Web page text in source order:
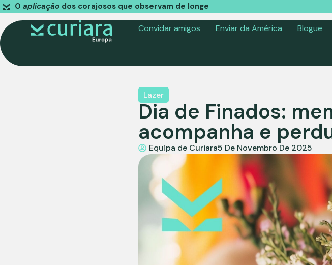
O aplicaçãodos corajosos que observam de longe
Convidar amigos Enviar da América Blogue
Lazer
Dia de Finados:
acompanha e
Equipa de Curiara5 De Novembro De 2025